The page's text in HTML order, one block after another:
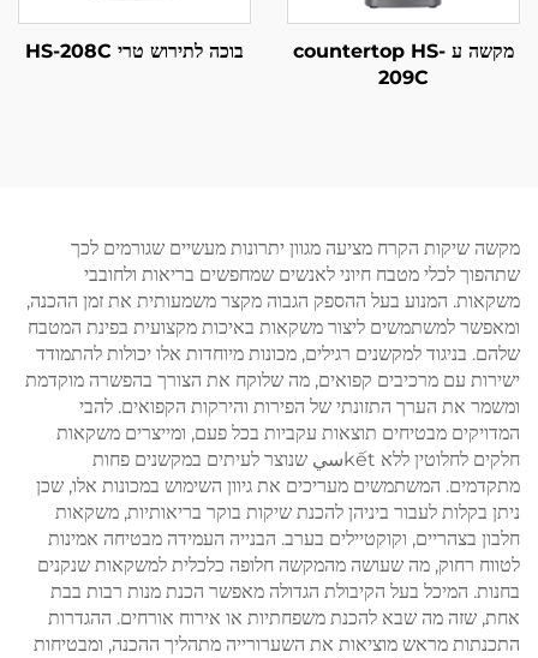
מקשה ע countertop HS-
209C
בוכה לתירוש טרי HS-208C
מקשה שיקות הקרח מציעה מגוון יתרונות מעשיים שגורמים לכך
שתהפוך לכלי מטבח חיוני לאנשים שמחפשים בריאות ולחובבי
משקאות. המנוע בעל ההספק הגבוה מקצר משמעותית את זמן ההכנה,
ומאפשר למשתמשים ליצור משקאות באיכות מקצועית בפינת המטבח
שלהם. בניגוד למקשנים רגילים, מכונות מיוחדות אלו יכולות להתמודד
ישירות עם מרכיבים קפואים, מה שלוקח את הצורך בהפשרה מוקדמת
ומשמר את הערך התזונתי של הפירות והירקות הקפואים. להבי
המדויקים מבטיחים תוצאות עקביות בכל פעם, ומייצרים משקאות
חלקים לחלוטין ללא kếtسي שנוצר לעיתים במקשנים פחות
מתקדמים. המשתמשים מעריכים את גיוון השימוש במכונות אלו, שכן
ניתן בקלות לעבור ביניהן להכנת שיקות בוקר בריאותיות, משקאות
חלבון בצהריים, וקוקטיילים בערב. הבנייה העמידה מבטיחה אמינות
לטווח רחוק, מה שעושה מהמקשה חלופה כלכלית למשקאות שנקנים
בחנות. המיכל בעל הקיבולת הגדולה מאפשר הכנת מנות רבות בבת
אחת, שזה מה שבא להכנת משפחתיות או אירוח אורחים. ההגדרות
התכנתות מראש מוציאות את השערורייה מתהליך ההכנה, ומבטיחות